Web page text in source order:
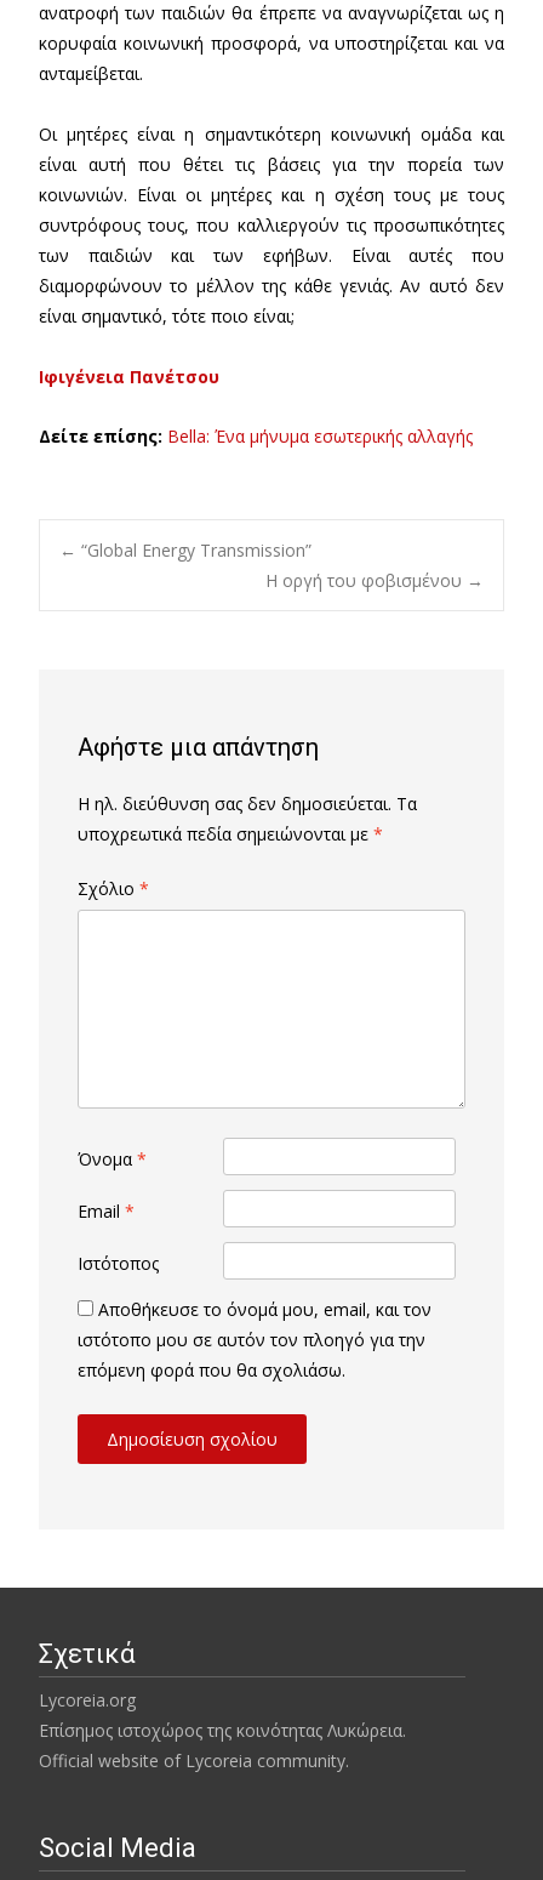
ανατροφή των παιδιών θα έπρεπε να αναγνωρίζεται ως η
κορυφαία κοινωνική προσφορά, να υποστηρίζεται και να
ανταμείβεται.
Οι μητέρες είναι η σημαντικότερη κοινωνική ομάδα και
είναι αυτή που θέτει τις βάσεις για την πορεία των
κοινωνιών. Είναι οι μητέρες και η σχέση τους με τους
συντρόφους τους, που καλλιεργούν τις προσωπικότητες
των παιδιών και των εφήβων. Είναι αυτές που
διαμορφώνουν το μέλλον της κάθε γενιάς. Αν αυτό δεν
είναι σημαντικό, τότε ποιο είναι;
Ιφιγένεια Πανέτσου
Δείτε επίσης: Bella: Ένα μήνυμα εσωτερικής αλλαγής
Post
← “Global Energy Transmission”
Η οργή του φοβισμένου →
Αφήστε μια απάντηση
Η ηλ. διεύθυνση σας δεν δημοσιεύεται. Τα
υποχρεωτικά πεδία σημειώνονται με *
Σχόλιο *
Όνομα *
Email *
Ιστότοπος
Αποθήκευσε το όνομά μου, email, και τον
ιστότοπο μου σε αυτόν τον πλοηγό για την
επόμενη φορά που θα σχολιάσω.
Σχετικά
Lycoreia.org
Επίσημος ιστοχώρος της κοινότητας Λυκώρεια.
Official website of Lycoreia community.
Social Media